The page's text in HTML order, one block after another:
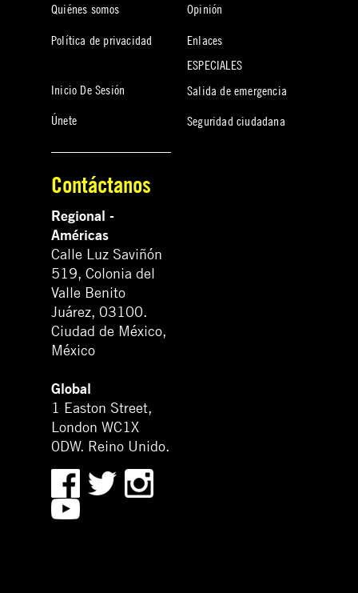
Quiénes somos
Política de privacidad
Inicio De Sesión
Únete
Opinión
Enlaces
ESPECIALES
Salida de emergencia
Seguridad ciudadana
Contáctanos
Regional -
Américas
Calle Luz Saviñón
519, Colonia del
Valle Benito
Juárez, 03100.
Ciudad de México,
México
Global
1 Easton Street,
London WC1X
0DW. Reino Unido.